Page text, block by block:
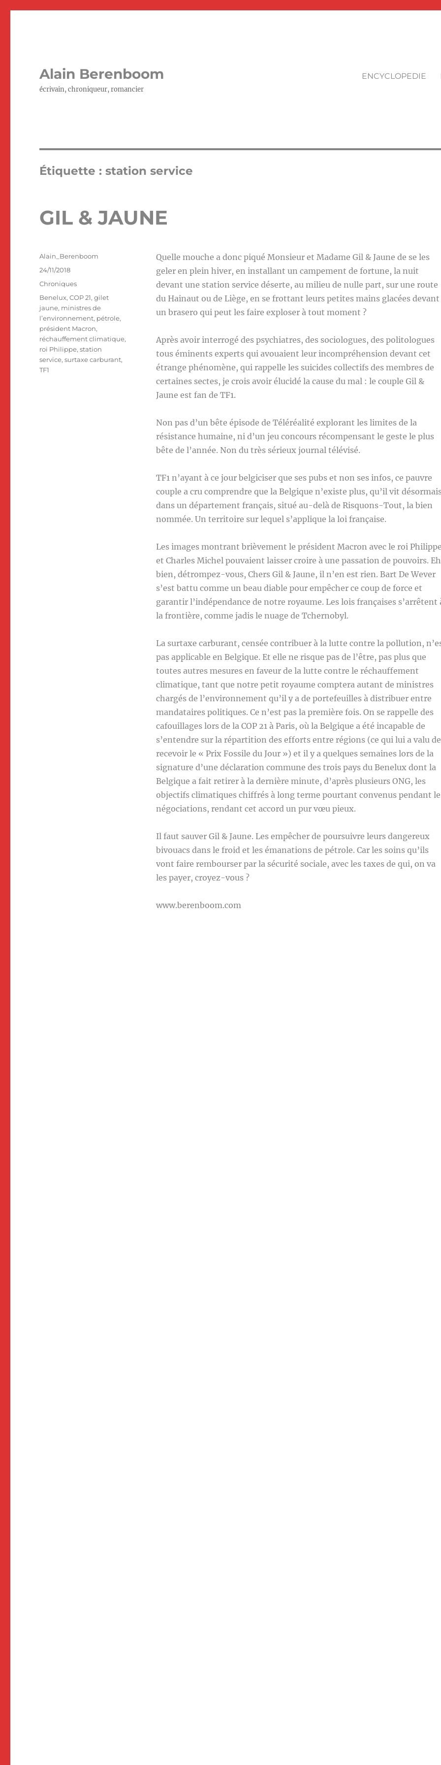
Alain Berenboom
écrivain, chroniqueur, romancier
ENCYCLOPEDIE
Étiquette :station service
GIL & JAUNE
Quelle mouche a donc piqué Monsieur et Madame Gil & Jaune de se les
geler en plein hiver, en installant un campement de fortune, la nuit
devant une station service déserte, au milieu de nulle part, sur une route
du Hainaut ou de Liège, en se frottant leurs petites mains glacées devant
un brasero qui peut les faire exploser à tout moment ?
Après avoir interrogé des psychiatres, des sociologues, des politologues
tous éminents experts qui avouaient leur incompréhension devant cet
étrange phénomène, qui rappelle les suicides collectifs des membres de
certaines sectes, je crois avoir élucidé la cause du mal : le couple Gil &
Jaune est fan de TF1.
Non pas d’un bête épisode de Téléréalité explorant les limites de la
résistance humaine, ni d’un jeu concours récompensant le geste le plus
bête de l’année. Non du très sérieux journal télévisé.
TF1 n’ayant à ce jour belgiciser que ses pubs et non ses infos, ce pauvre
couple a cru comprendre que la Belgique n’existe plus, qu’il vit
dans un département français, situé au-delà de Risquons-Tout, la bien
nommée. Un territoire sur lequel s’applique la loi française.
Les images montrant brièvement le président Macron avec le roi
et Charles Michel pouvaient laisser croire à une passation de pouvoirs. Eh
bien, détrompez-vous, Chers Gil & Jaune, il n’en est rien. Bart De Wever
s’est battu comme un beau diable pour empêcher ce coup de force et
garantir l’indépendance de notre royaume. Les lois françaises s’arrêtent
la frontière, comme jadis le nuage de Tchernobyl.
La surtaxe carburant, censée contribuer à la lutte contre la pollution,
pas applicable en Belgique. Et elle ne risque pas de l’être, pas plus que
toutes autres mesures en faveur de la lutte contre le réchauffement
climatique, tant que notre petit royaume comptera autant de ministres
chargés de l’environnement qu’il y a de portefeuilles à distribuer entre
mandataires politiques. Ce n’est pas la première fois. On se rappelle des
cafouillages lors de la COP 21 à Paris, où la Belgique a été incapable de
s’entendre sur la répartition des efforts entre régions (ce qui lui a valu de
recevoir le « Prix Fossile du Jour ») et il y a quelques semaines lors de la
signature d’une déclaration commune des trois pays du Benelux dont la
Belgique a fait retirer à la dernière minute, d’après plusieurs ONG, les
objectifs climatiques chiffrés à long terme pourtant convenus pendant
négociations, rendant cet accord un pur vœu pieux.
Il faut sauver Gil & Jaune. Les empêcher de poursuivre leurs dangereux
bivouacs dans le froid et les émanations de pétrole. Car les soins qu’ils
vont faire rembourser par la sécurité sociale, avec les taxes de qui, on va
les payer, croyez-vous ?
www.berenboom.com
Auteur
Alain_Berenboom
Publié
le
24/11/2018
Catégories
Chroniques
Étiquettes
Benelux,COP 21,gilet
jaune, ministres de
l’environnement, pétrole,
président Macron,
réchauffement climatique,
roi Philippe,station
service,surtaxe carburant,
TF1